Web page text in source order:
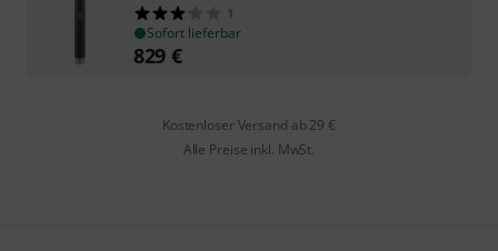
1
Sofort lieferbar
829 €
Kostenloser Versand ab 29 €
Alle Preise inkl. MwSt.